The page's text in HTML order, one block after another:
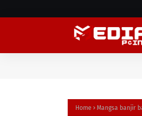
Home Mangsa banjir